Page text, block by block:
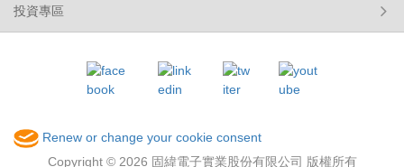
投資專區
Renew or change your cookie consent
Copyright © 2026 固緯電子實業股份有限公司 版權所有